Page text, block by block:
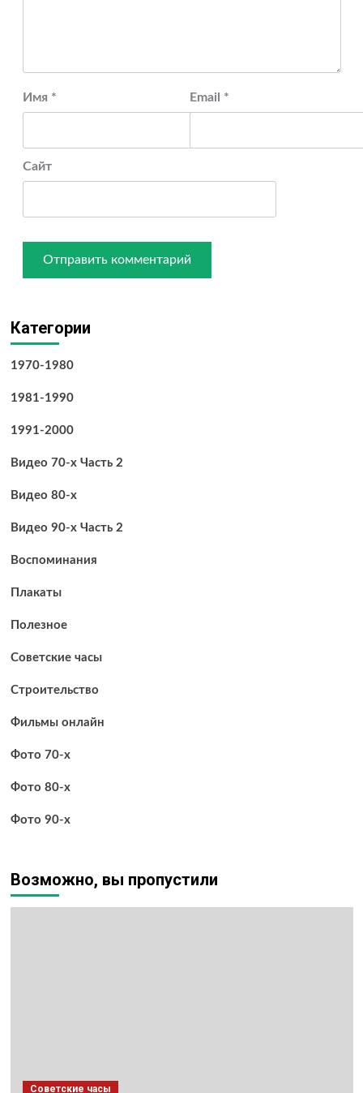
Имя * Email *
Сайт
Категории
1970-1980
1981-1990
1991-2000
Видео 70-х Часть 2
Видео 80-х
Видео 90-х Часть 2
Воспоминания
Плакаты
Полезное
Советские часы
Строительство
Фильмы онлайн
Фото 70-х
Фото 80-х
Фото 90-х
Возможно, вы пропустили
Советские часы